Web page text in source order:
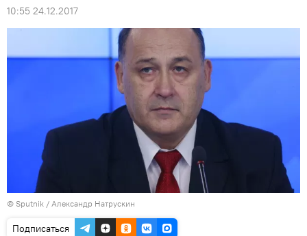
10:55 24.12.2017
© Sputnik / Александр Натрускин
Подписаться